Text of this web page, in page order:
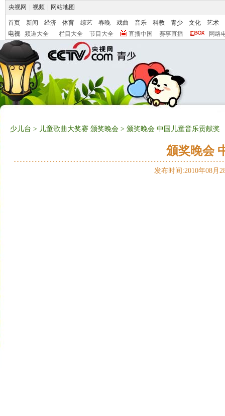
央视网 视频 网站地图
首页 新闻 经济 体育 综艺 春晚 戏曲 音乐 科教 青少 文化
艺术
电视
频道大全 栏目大全 节目大全 直播中国 赛事直播 网络
少儿台 > 儿童歌曲大奖赛 颁奖晚会 > 颁奖晚会 中国儿童音乐贡献奖
颁奖晚会
发布时间:2010年08月